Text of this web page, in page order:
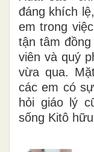
đáng khích
em trong
tận tâm
viên và quý
vừa qua.
các em có
hỏi giáo lý
sống Kitô